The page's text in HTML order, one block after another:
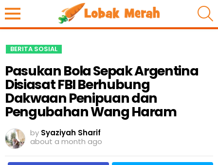
BERITA SOSIAL
Pasukan Bola Sepak Argentina
Disiasat FBI Berhubung
Dakwaan Penipuan dan
Pengubahan Wang Haram
by Syaziyah Sharif
about a month ago